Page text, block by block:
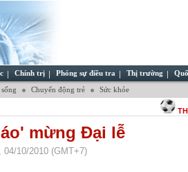
Chính trị Phóng sự điều tra Thị trường
Chuyển động trẻ Sức khỏe
mừng Đại lễ
10/2010 (GMT+7)